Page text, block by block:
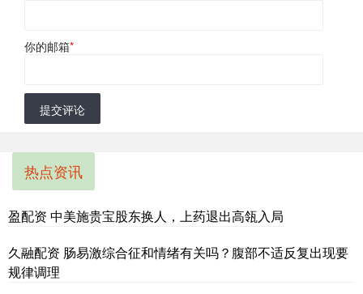
你的邮箱*
提交评论
热点资讯
盈配资 中美施贵宝股东换人，上药退出高瓴入局
久融配资 肠易激综合征和情绪有关吗？腹部不适反复出现要
规律调理